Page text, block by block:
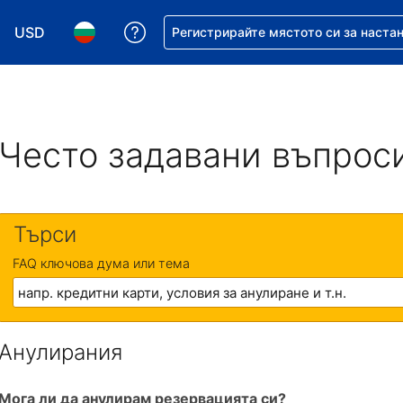
USD
Избор на валута. Избрана валута - Американски
Избор на език. Избран език - Български
Помощ с резервацията ви
Регистрирайте мястото си за
задавани
Търси
FAQ ключова дума или тема
ли да анулирам резервацията си?